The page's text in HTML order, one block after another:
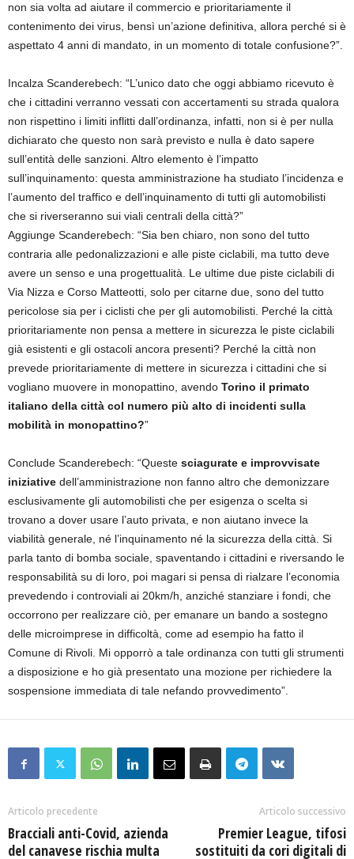
non sia volta ad aiutare il commercio e prioritariamente il
contenimento dei virus, bensì un’azione definitiva, allora perché si è
aspettato 4 anni di mandato, in un momento di totale confusione?”.
Incalza Scanderebech: “L’unico dato che oggi abbiamo ricevuto è
che i cittadini verranno vessati con accertamenti su strada qualora
non rispettino i limiti inflitti dall’ordinanza, infatti, non si è per nulla
dichiarato che questo non sarà previsto e nulla è dato sapere
sull’entità delle sanzioni. Altro elemento è l’impatto
sull’inquinamento: questa amministrazione ha studiato l’incidenza e
l’aumento del traffico e dell’inquinamento di tutti gli automobilisti
che si riverseranno sui viali centrali della città?”
Aggiunge Scanderebech: “Sia ben chiaro, non sono del tutto
contraria alle pedonalizzazioni e alle piste ciclabili, ma tutto deve
avere un senso e una progettualità. Le ultime due piste ciclabili di
Via Nizza e Corso Matteotti, solo per citarne due, sono del tutto
pericolose sia per i ciclisti che per gli automobilisti. Perché la città
prioritariamente non pensa a mettere in sicurezza le piste ciclabili
già esistenti e gli ostacoli ancora presenti? Perché la città non
prevede prioritariamente di mettere in sicurezza i cittadini che si
vogliano muovere in monopattino, avendo Torino il primato
italiano della città col numero più alto di incidenti sulla
mobilità in monopattino?”
Conclude Scanderebech: “Queste sciagurate e improvvisate
iniziative dell’amministrazione non fanno altro che demonizzare
esclusivamente gli automobilisti che per esigenza o scelta si
trovano a dover usare l’auto privata, e non aiutano invece la
viabilità generale, né l’inquinamento né la sicurezza della città. Si
parla tanto di bomba sociale, spaventando i cittadini e riversando le
responsabilità su di loro, poi magari si pensa di rialzare l’economia
prevedendo i controviali ai 20km/h, anziché stanziare i fondi, che
occorrono per realizzare ciò, per emanare un bando a sostegno
delle microimprese in difficoltà, come ad esempio ha fatto il
Comune di Rivoli. Mi opporrò a tale ordinanza con tutti gli strumenti
a disposizione e ho già presentato una mozione per richiedere la
sospensione immediata di tale nefando provvedimento”.
Articolo precedente
Bracciali anti-Covid, azienda
del canavese rischia multa
Articolo successivo
Premier League, tifosi
sostituiti da cori digitali di